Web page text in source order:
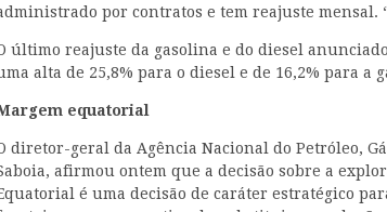
por contratos e tem reajuste mensal.
último reajuste da gasolina e do diesel
alta de 25,8% para o diesel e de 16,2% para a
equatorial
diretor-geral da Agência Nacional do Petróleo,
afirmou ontem que a decisão sobre a
é uma decisão de caráter estratégico